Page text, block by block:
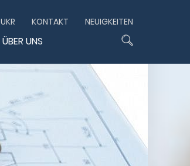
UKR KONTAKT NEUIGKEITEN
ÜBER UNS